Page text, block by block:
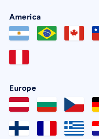
America
Europe